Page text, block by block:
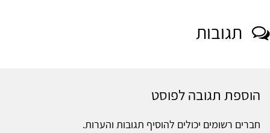
תגובות
הוספת תגובה לפוסט
חברים רשומים יכולים להוסיף תגובות והערות.